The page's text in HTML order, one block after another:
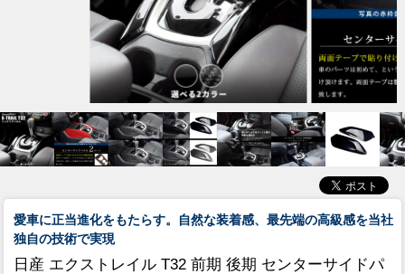
愛車に正当進化をもたらす。自然な装着感、最先端の高級感を当社
独自の技術で実現
日産 エクストレイル T32 前期 後期 センターサイドパ